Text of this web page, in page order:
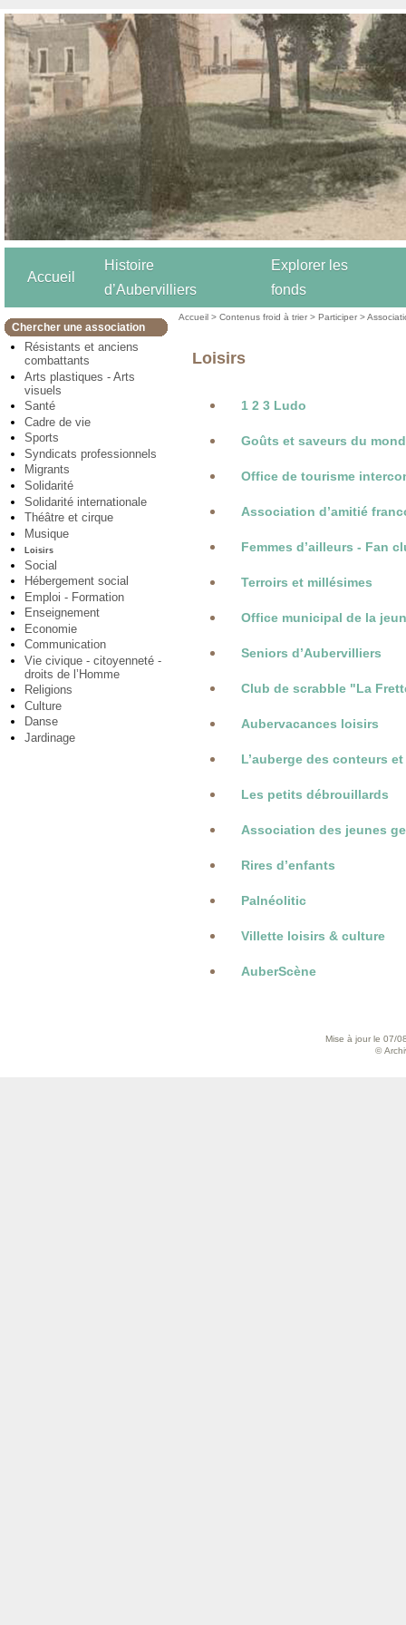
Accueil
Histoire
d’Aubervilliers
Explorer les
fonds
Chercher une association
Résistants et anciens
combattants
Arts plastiques - Arts
visuels
Santé
Cadre de vie
Sports
Syndicats professionnels
Migrants
Solidarité
Solidarité internationale
Théâtre et cirque
Musique
Loisirs
Social
Hébergement social
Emploi - Formation
Enseignement
Economie
Communication
Vie civique - citoyenneté -
droits de l’Homme
Religions
Culture
Danse
Jardinage
Accueil >Contenus froid à trier >Participer >
Loisirs
1 2 3 Ludo
Goûts et saveurs du
Office de tourisme
Association d’amitié
Femmes d’ailleurs - Fan
Terroirs et millésimes
Office municipal de la
Seniors d’Aubervilliers
Club de scrabble "La
Aubervacances loisirs
L’auberge des conteurs
Les petits débrouillards
Association des jeunes
Rires d’enfants
Palnéolitic
Villette loisirs & culture
AuberScène
Mise à jour le 07/
©